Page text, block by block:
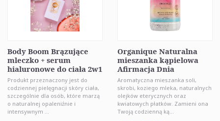
Body Boom Brązujące
mleczko + serum
hialuronowe do ciała 2w1
Produkt przeznaczony jest do
codziennej pielęgnacji skóry ciała,
szczególnie dla osób, które marzą
o naturalnej opaleniźnie i
intensywnym ...
Organique Naturalna
mieszanka kąpielowa
Afirmacja Dnia
Aromatyczna mieszanka soli,
skrobi, koziego mleka, naturalnych
olejków eterycznych oraz
kwiatowych płatków. Zamieni ona
Twoją codzienną ką...